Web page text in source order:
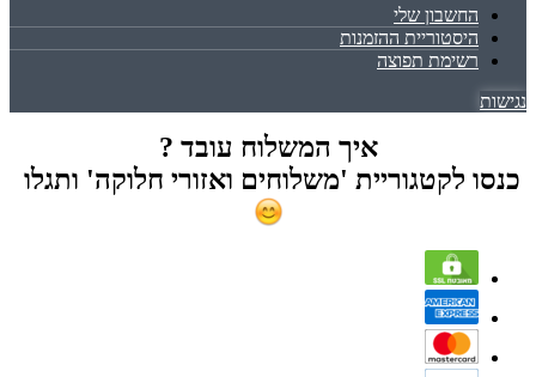
החשבון שלי
היסטוריית ההזמנות
רשימת תפוצה
נגישות
איך המשלוח עובד ?
כנסו לקטגוריית 'משלוחים ואזורי חלוקה' ותגלו